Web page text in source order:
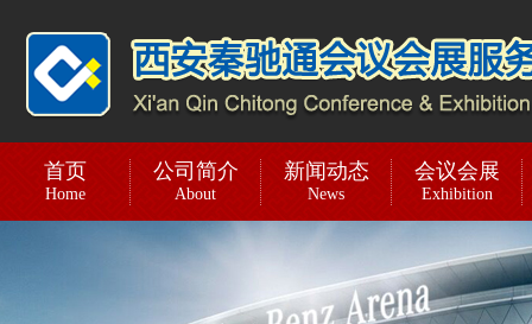
首页
Home
公司简介
About
新闻动态
News
会议会展
Exhibition